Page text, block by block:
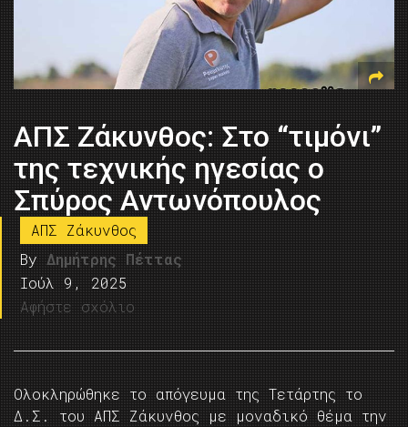
AΠΣ Ζάκυνθος: Στο “τιμόνι”
της τεχνικής ηγεσίας ο
Σπύρος Αντωνόπουλος
ΑΠΣ Ζάκυνθος
By Δημήτρης Πέττας
Ιούλ 9, 2025
Αφήστε σχόλιο
Ολοκληρώθηκε το απόγευμα της Τετάρτης το
Δ.Σ. του ΑΠΣ Ζάκυνθος με μοναδικό θέμα την